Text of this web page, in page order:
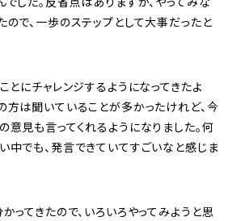
ので、一歩のステップとして大事だったと
とにチャレンジするようになってきたよ
方は聞いていることが多かったけれど、今
意見も言ってくれるようになりました。何
中でも、発言できていてすごいなと感じま
ってきたので、いろいろやってみようと思